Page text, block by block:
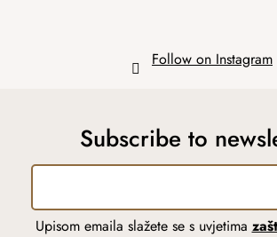
Follow on Instagram
Subscribe to
Upisom emaila slažete se s uvjetima